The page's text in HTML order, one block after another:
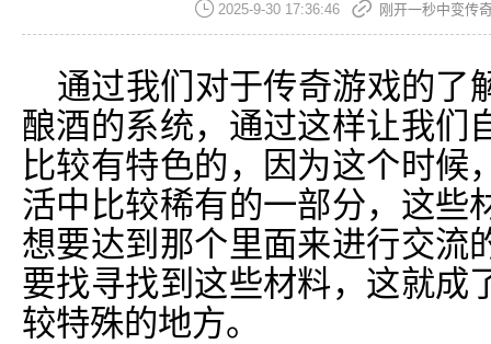
2025-9-30 17:36:46 刚开一秒中变传
通过我们对于传奇游戏的了
酿酒的系统，通过这样让我们
比较有特色的，因为这个时候
活中比较稀有的一部分，这些
想要达到那个里面来进行交流
要找寻找到这些材料，这就成
较特殊的地方。